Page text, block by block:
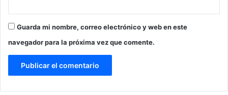
Guarda mi nombre, correo electrónico y web en este
navegador para la próxima vez que comente.